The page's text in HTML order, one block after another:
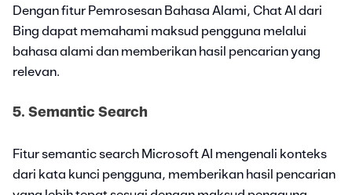
Dengan fitur Pemrosesan Bahasa Alami, Chat AI dari
Bing dapat memahami maksud pengguna melalui
bahasa alami dan memberikan hasil pencarian yang
relevan.
5. Semantic Search
Fitur semantic search Microsoft AI mengenali konteks
dari kata kunci pengguna, memberikan hasil pencarian